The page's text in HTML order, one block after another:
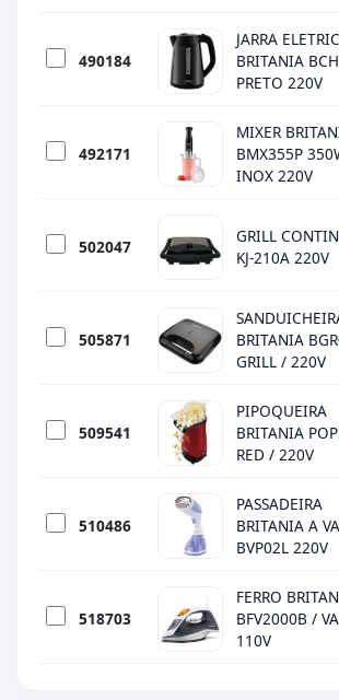
490184
JARRA
BRITANIA
PRETO 220V
492171
MIXER
BMX355P
INOX 220V
502047
GRILL
KJ-210A 220V
505871
BRITANIA
GRILL / 220V
509541
PIPOQUEIRA
BRITANIA
RED / 220V
510486
PASSADEIRA
BRITANIA A
BVP02L 220V
518703
FERRO
BFV2000B /
110V